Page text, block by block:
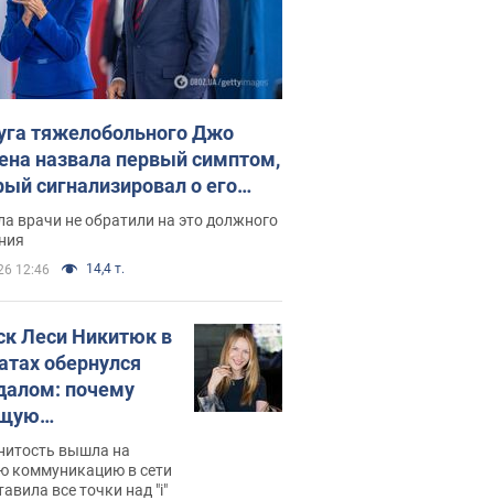
тяжелобольного Джо
назвала первый симптом,
сигнализировал о его
раке
врачи не обратили на это должного
12:46 14,4 т.
Леси Никитюк в
обернулся
почему
вышла на
коммуникацию в сети
все точки над "i"